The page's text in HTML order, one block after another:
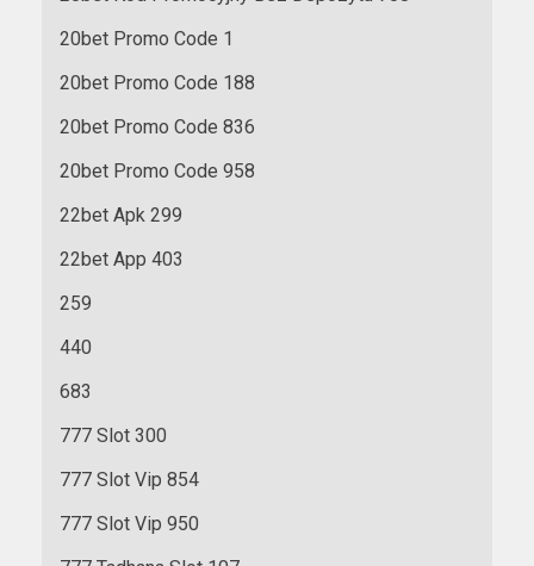
20bet Promo Code 1
20bet Promo Code 188
20bet Promo Code 836
20bet Promo Code 958
22bet Apk 299
22bet App 403
259
440
683
777 Slot 300
777 Slot Vip 854
777 Slot Vip 950